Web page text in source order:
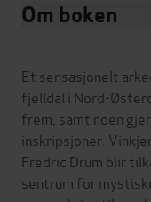
Om boken
Et sensasjonelt
fjelldal i Nord-
frem, samt noen
inskripsjoner.
Fredric Drum blir
sentrum for